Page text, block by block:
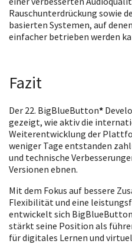
Rauschunterdrückung sowie
basierten Systemen, auf
einfacher betrieben werden
Fazit
Der 22. BigBlueButton*
gezeigt, wie aktiv die
Weiterentwicklung der
weniger Tage entstanden
und technische
Versionen ebnen.
Mit dem Fokus auf bessere
Flexibilität und eine
entwickelt sich BigBlueButton
stärkt seine Position als
für digitales Lernen und